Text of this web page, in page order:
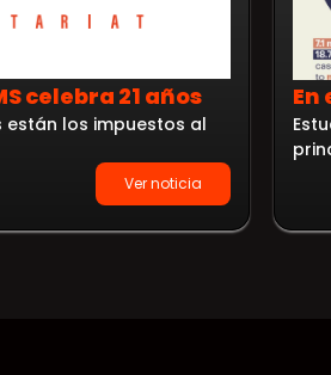
celebra 21 años
están los impuestos al
Ver noticia
En